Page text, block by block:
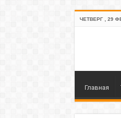
ЧЕТВЕРГ , 29
Главная